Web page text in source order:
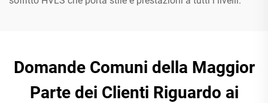
Domande Comuni della Maggior
Parte dei Clienti Riguardo ai